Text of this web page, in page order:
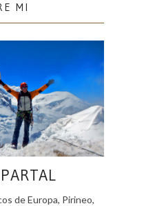
MI
de Europa, Pirineo,